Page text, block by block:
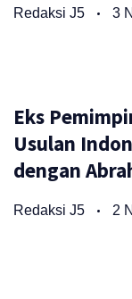
Redaksi J5 3
Eks
Usulan
dengan
Redaksi J5 2